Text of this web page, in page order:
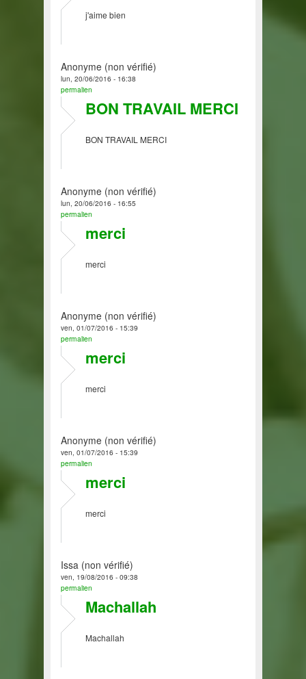
j'aime bien
Anonyme (non vérifié)
lun, 20/06/2016 - 16:38
permalien
BON TRAVAIL MERCI
BON TRAVAIL MERCI
Anonyme (non vérifié)
lun, 20/06/2016 - 16:55
permalien
merci
merci
Anonyme (non vérifié)
ven, 01/07/2016 - 15:39
permalien
merci
merci
Anonyme (non vérifié)
ven, 01/07/2016 - 15:39
permalien
merci
merci
Issa (non vérifié)
ven, 19/08/2016 - 09:38
permalien
Machallah
Machallah